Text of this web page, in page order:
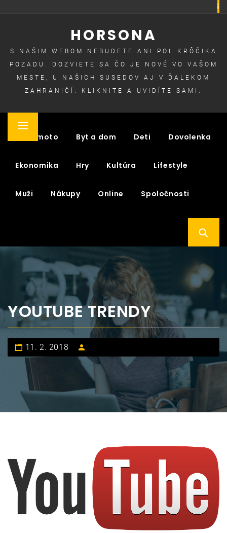
HORSONA
S NAŠIM WEBOM NEBUDETE ANI POL KRÔČIKA
POZADU. DOZVIETE SA ČO JE NOVÉ VO VAŠOM
MESTE, U NAŠICH SUSEDOV AJ V ĎALEKOM
ZAHRANIČÍ. KLIKNITE A UVIDÍTE SAMI.
Primary
Auto moto Byt a dom Deti Dovolenka
Ekonomika Hry Kultúra Lifestyle
Muži Nákupy Online Spoločnosti
YOUTUBE TRENDY
11. 2. 2018